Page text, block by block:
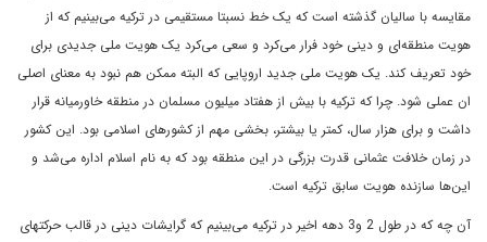
مقایسه با سالیان گذشته است که یک خط نسبتا مستقیمی ‌در ترکیه می‌بینیم که از
هویت منطقه‌ای و دینی خود فرار می‌کرد و سعی می‌کرد یک هویت ملی جدیدی برای
خود تعریف کند. یک هویت ملی جدید اروپایی که البته ممکن هم نبود به معنای اصلی
ان عملی شود. چرا که ترکیه با بیش از هفتاد میلیون مسلمان در منطقه خاورمیانه قرار
داشت و برای هزار سال، کمتر یا بیشتر، بخشی مهم از کشورهای اسلامی ‌بود. این کشور
در زمان خلافت عثمانی قدرت بزرگی در این منطقه بود که به نام اسلام اداره می‌شد و
این‌ها سازنده هویت سابق ترکیه است.
آن چه که در طول 2 و3 دهه اخیر در ترکیه می‌بینیم که گرایشات دینی در قالب حرکتهای